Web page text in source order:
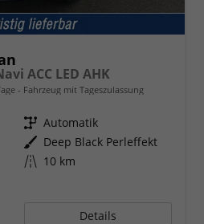
ACC LED AHK
Fahrzeug mit Tageszulassung
Getriebe Automatik
Außenfarbe Deep Black Perleffekt
Kilometerstand 10 km
Details